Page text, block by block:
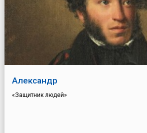
Александр
«Защитник людей»